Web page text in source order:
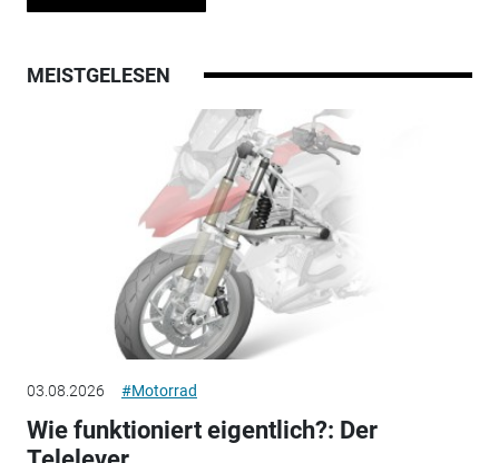
MEISTGELESEN
03.08.2026 #Motorrad
Wie funktioniert eigentlich?: Der